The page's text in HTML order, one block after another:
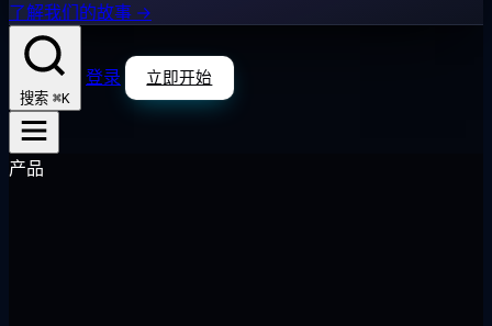
了解我们的故事 →
搜索 ⌘K
登录 立即开始
产品